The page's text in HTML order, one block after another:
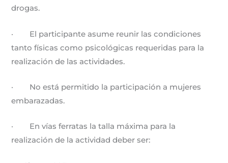
drogas.
· El participante asume reunir las condiciones
tanto físicas como psicológicas requeridas para la
realización de las actividades.
· No está permitido la participación a mujeres
embarazadas.
· En vías ferratas la talla máxima para la
realización de la actividad deber ser: